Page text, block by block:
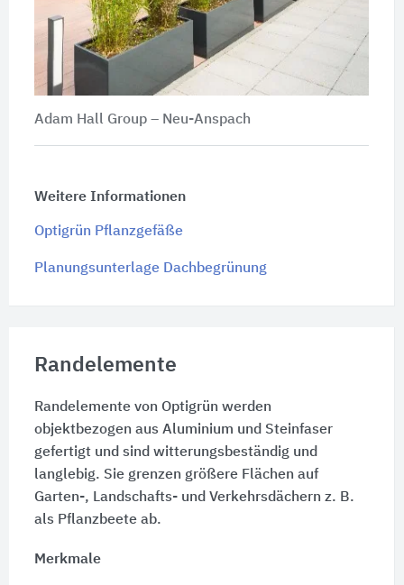
Adam Hall Group – Neu-Anspach
Weitere Informationen
Optigrün Pflanzgefäße
Planungsunterlage Dachbegrünung
Randelemente
Randelemente von Optigrün werden
objektbezogen aus Aluminium und Steinfaser
gefertigt und sind witterungsbeständig und
langlebig. Sie grenzen größere Flächen auf
Garten-, Landschafts- und Verkehrsdächern z. B.
als Pflanzbeete ab.
Merkmale